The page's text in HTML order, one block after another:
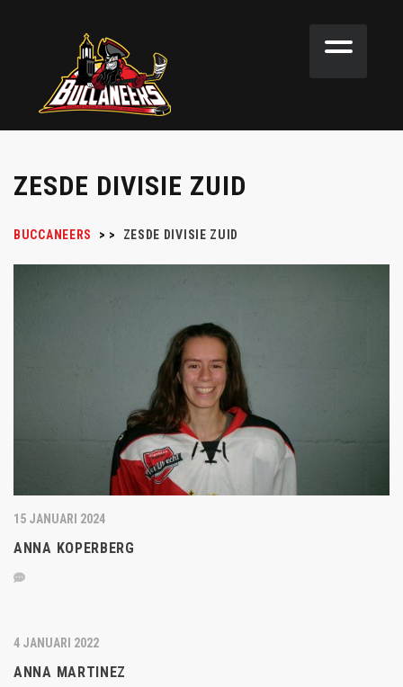
ZESDE DIVISIE ZUID
BUCCANEERS > > ZESDE DIVISIE ZUID
15 JANUARI 2024
ANNA KOPERBERG
4 JANUARI 2022
ANNA MARTINEZ